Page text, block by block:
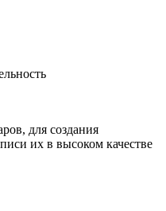
для создания
их в высоком качестве